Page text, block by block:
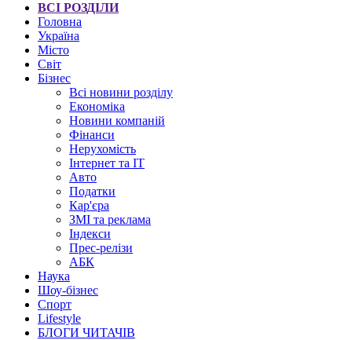
ВСІ РОЗДІЛИ
Головна
Україна
Місто
Світ
Бізнес
Всі новини розділу
Економіка
Новини компаній
Фінанси
Нерухомість
Інтернет та IT
Авто
Податки
Кар'єра
ЗМІ та реклама
Індекси
Прес-релізи
АБК
Наука
Шоу-бізнес
Спорт
Lifestyle
БЛОГИ ЧИТАЧІВ